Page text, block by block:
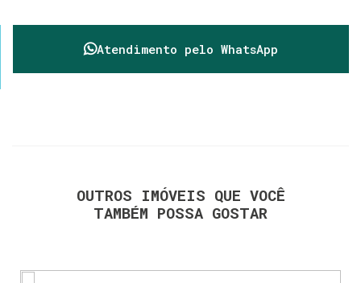
Atendimento pelo WhatsApp
OUTROS IMÓVEIS QUE VOCÊ
TAMBÉM POSSA GOSTAR